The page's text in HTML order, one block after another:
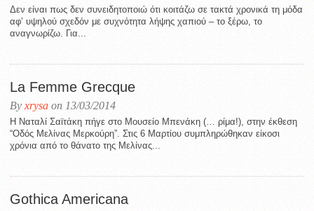
Δεν είναι πως δεν συνειδητοποιώ ότι κοιτάζω σε τακτά χρονικά τη μόδα
αφ’ υψηλού σχεδόν με συχνότητα λήψης χαπιού – το ξέρω, το
αναγνωρίζω. Για...
La Femme Grecque
By xrysa on 13/03/2014
Η Ναταλί Σαϊτάκη πήγε στο Μουσείο Μπενάκη (… ρίμα!), στην έκθεση
“Οδός Μελίνας Μερκούρη”. Στις 6 Μαρτίου συμπληρώθηκαν είκοσι
χρόνια από το θάνατο της Μελίνας...
Gothica Americana